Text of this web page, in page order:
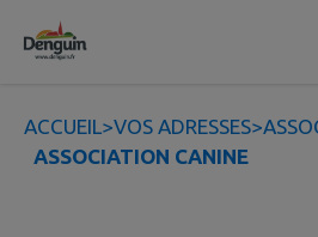
Contenu
ACCUEIL>VOS ADRESSES>
ASSOCIATION CANINE